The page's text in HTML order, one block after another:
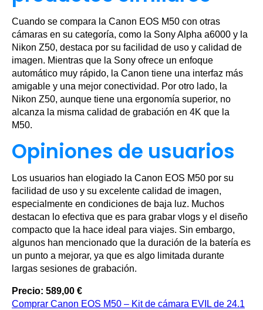
Cuando se compara la Canon EOS M50 con otras
cámaras en su categoría, como la Sony Alpha a6000 y la
Nikon Z50, destaca por su facilidad de uso y calidad de
imagen. Mientras que la Sony ofrece un enfoque
automático muy rápido, la Canon tiene una interfaz más
amigable y una mejor conectividad. Por otro lado, la
Nikon Z50, aunque tiene una ergonomía superior, no
alcanza la misma calidad de grabación en 4K que la
M50.
Opiniones de usuarios
Los usuarios han elogiado la Canon EOS M50 por su
facilidad de uso y su excelente calidad de imagen,
especialmente en condiciones de baja luz. Muchos
destacan lo efectiva que es para grabar vlogs y el diseño
compacto que la hace ideal para viajes. Sin embargo,
algunos han mencionado que la duración de la batería es
un punto a mejorar, ya que es algo limitada durante
largas sesiones de grabación.
Precio: 589,00 €
Comprar Canon EOS M50 – Kit de cámara EVIL de 24.1